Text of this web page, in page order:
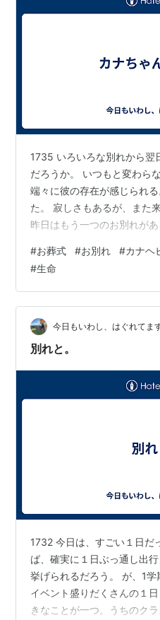
1735 いろいろな別れから翌
だろうか。 いつもと変わら
端々に彼の存在が感じられ
た。 寂しさもあるが、また
昨日はもう一つのお別れが
くり。 みんなで話し合って
出会った場所にしようと決
ップで穴を掘って。カナち
い花や草などを持ってくる
て、手を合わせる。 土を被
厳かに。 当然クラスの全員
#お葬式 #お別れ #カナヘ
#生命
今日もいわし、はぐれてます
別れと。
1732 今日は、すごい１日だ
ば、確実に１日ぶっ通し出
挙げられるだろう。 が、1学
イベント盛りだくさんの１
きなことが一つ。うちのク